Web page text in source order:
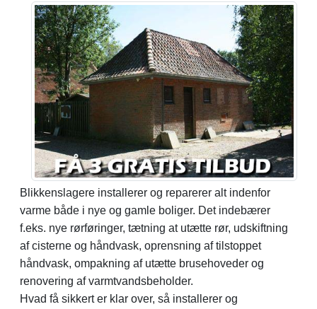
Blikkenslagere installerer og reparerer alt indenfor
varme både i nye og gamle boliger. Det indebærer
f.eks. nye rørføringer, tætning at utætte rør, udskiftning
af cisterne og håndvask, oprensning af tilstoppet
håndvask, ompakning af utætte brusehoveder og
renovering af varmtvandsbeholder.
Hvad få sikkert er klar over, så installerer og